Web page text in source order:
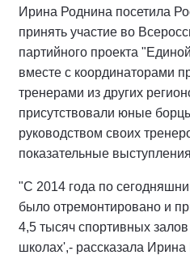
Ирина Роднина посетила
принять участие во
партийного проекта
вместе с координаторами
тренерами из других
присутствовали юные
руководством своих
показательные
"С 2014 года по
было отремонтировано и
4,5 тысяч спортивных
школах',- рассказала